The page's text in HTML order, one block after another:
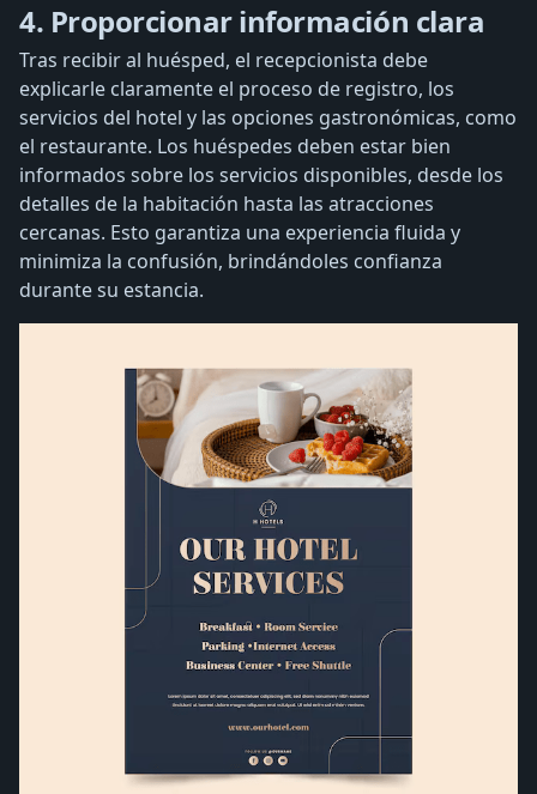
4. Proporcionar información clara
Tras recibir al huésped, el recepcionista debe
explicarle claramente el proceso de registro, los
servicios del hotel y las opciones gastronómicas, como
el restaurante. Los huéspedes deben estar bien
informados sobre los servicios disponibles, desde los
detalles de la habitación hasta las atracciones
cercanas. Esto garantiza una experiencia fluida y
minimiza la confusión, brindándoles confianza
durante su estancia.